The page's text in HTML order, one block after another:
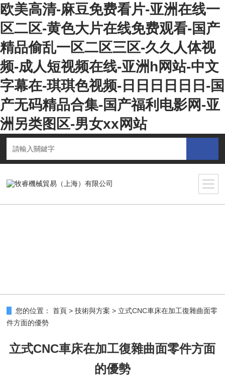
欧美高清-麻豆免费看片-亚洲在线一
区二区-黄色大片在线免费观看-国产
精品偷乱一区二区三区-久久人体视
频-成人短视频在线-亚洲h网站-中文
字幕在-琪琪色视频-日日日日日日-国
产无码精品合集-国产福利电影网-亚
洲另类图区-男女xx网站
您的位置： 首頁 >技術與方案 > 立式CNC車床在加工復雜曲面零
件方面的優勢
立式CNC車床在加工復雜曲面零件方面
的優勢